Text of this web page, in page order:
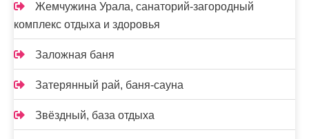
Жемчужина Урала, санаторий-загородный
комплекс отдыха и здоровья
Заложная баня
Затерянный рай, баня-сауна
Звёздный, база отдыха